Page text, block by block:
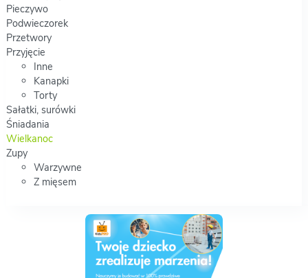
Pieczywo
Podwieczorek
Przetwory
Przyjęcie
Inne
Kanapki
Torty
Sałatki, surówki
Śniadania
Wielkanoc
Zupy
Warzywne
Z mięsem